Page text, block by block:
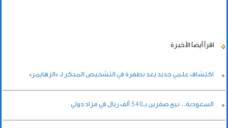
اقرأ أيضاً الأخيرة
اكتشاف علمي جديد يعد بطفرة في التشخيص المبكر لـ «الزهايمر»
السعودية.. بيع صقرين بـ540 ألف ريال في مزاد دولي